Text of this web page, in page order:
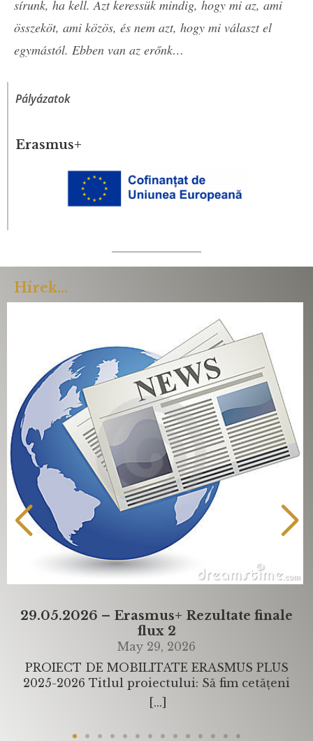
sírunk, ha kell. Azt keressük mindig, hogy mi az, ami
összeköt, ami közös, és nem azt, hogy mi választ el
egymástól. Ebben van az erőnk…
Pályázatok
Erasmus+
Hírek...
29.05.2026 – Erasmus+ Rezultate finale
flux 2
May 29, 2026
PROIECT DE MOBILITATE ERASMUS PLUS
2025-2026 Titlul proiectului: Să fim cetățeni
europeni competitivi pe piața muncii!
[...]